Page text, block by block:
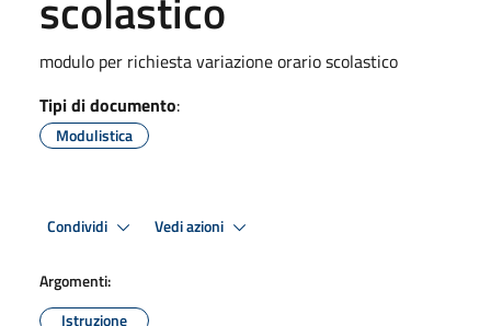
modulo per richiesta variazione orario scolastico
Tipi di documento:
Modulistica
Condividi Vedi azioni
Argomenti:
Istruzione